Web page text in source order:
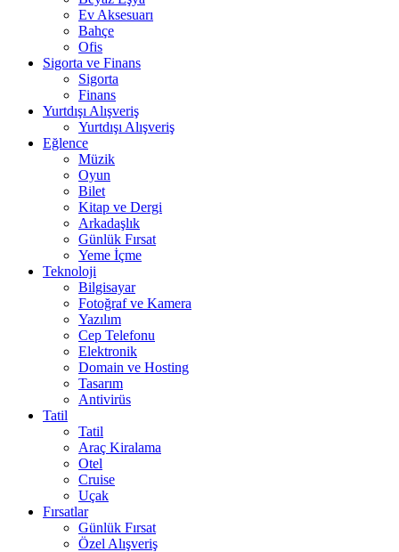
Ev Aksesuarı
Bahçe
Ofis
Sigorta ve Finans
Sigorta
Finans
Yurtdışı Alışveriş
Yurtdışı Alışveriş
Eğlence
Müzik
Oyun
Bilet
Kitap ve Dergi
Arkadaşlık
Günlük Fırsat
Yeme İçme
Teknoloji
Bilgisayar
Fotoğraf ve Kamera
Yazılım
Cep Telefonu
Elektronik
Domain ve Hosting
Tasarım
Antivirüs
Tatil
Tatil
Araç Kiralama
Otel
Cruise
Uçak
Fırsatlar
Günlük Fırsat
Özel Alışveriş